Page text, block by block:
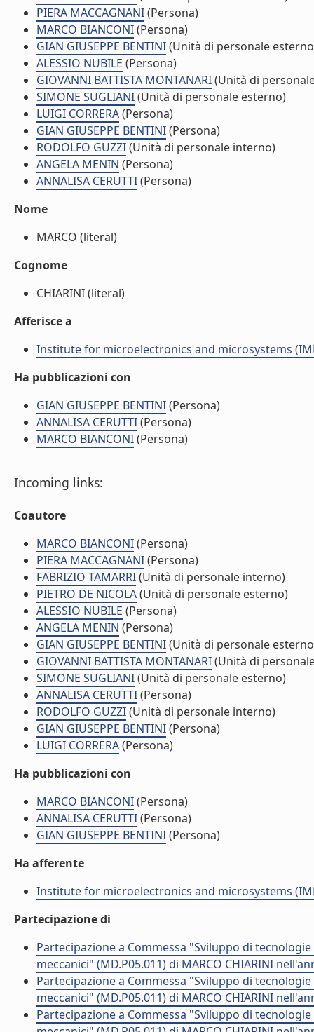
PIERA MACCAGNANI(Persona)
MARCO BIANCONI(Persona)
GIAN GIUSEPPE BENTINI(Unità di personale
ALESSIO NUBILE (Persona)
GIOVANNI BATTISTA MONTANARI(Unità di
SIMONE SUGLIANI(Unità di personale esterno)
LUIGI CORRERA(Persona)
GIAN GIUSEPPE BENTINI(Persona)
RODOLFO GUZZI(Unità di personale interno)
ANGELA MENIN (Persona)
ANNALISA CERUTTI(Persona)
Nome
MARCO (literal)
Cognome
CHIARINI (literal)
Afferisce a
Institute for microelectronics and microsystems
Ha pubblicazioni con
GIAN GIUSEPPE BENTINI(Persona)
ANNALISA CERUTTI(Persona)
MARCO BIANCONI(Persona)
Incoming links:
Coautore
MARCO BIANCONI(Persona)
PIERA MACCAGNANI(Persona)
FABRIZIO TAMARRI(Unità di personale interno)
PIETRO DE NICOLA(Unità di personale esterno)
ALESSIO NUBILE (Persona)
ANGELA MENIN (Persona)
GIAN GIUSEPPE BENTINI(Unità di personale
GIOVANNI BATTISTA MONTANARI(Unità di
SIMONE SUGLIANI(Unità di personale esterno)
ANNALISA CERUTTI(Persona)
RODOLFO GUZZI(Unità di personale interno)
GIAN GIUSEPPE BENTINI(Persona)
LUIGI CORRERA(Persona)
Ha pubblicazioni con
MARCO BIANCONI(Persona)
ANNALISA CERUTTI(Persona)
GIAN GIUSEPPE BENTINI(Persona)
Ha afferente
Institute for microelectronics and microsystems
Partecipazione di
Partecipazione a Commessa "Sviluppo di
meccanici" (MD.P05.011) di MARCO CHIARINI
Partecipazione a Commessa "Sviluppo di
meccanici" (MD.P05.011) di MARCO CHIARINI
Partecipazione a Commessa "Sviluppo di